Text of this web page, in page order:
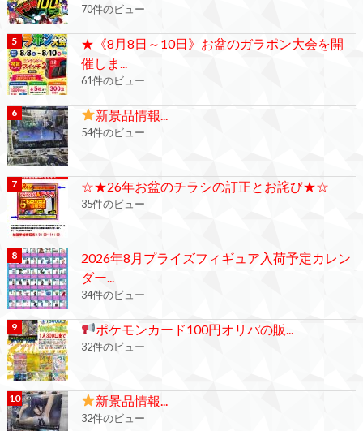
70件のビュー
★《8月8日～10日》お盆のガラポン大会を開
催しま...
61件のビュー
新景品情報...
54件のビュー
☆★26年お盆のチラシの訂正とお詫び★☆
35件のビュー
2026年8月プライズフィギュア入荷予定カレン
ダー...
34件のビュー
ポケモンカード100円オリパの販...
32件のビュー
新景品情報...
32件のビュー